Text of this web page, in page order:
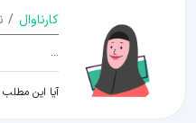
کارناوال /
...
آیا این